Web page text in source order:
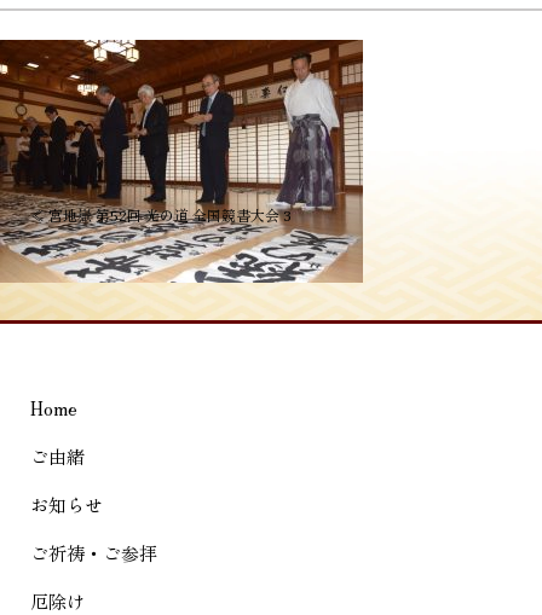
投
稿
ナ
ビ
ー
シ
ョ
ン
≪宮地嶽 第52回 光の道 全国競書大会 3
Home
ご由緒
お知らせ
ご祈祷・ご参拝
厄除け